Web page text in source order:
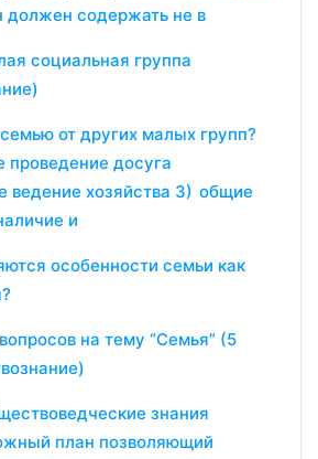
должен содержать не в
социальная группа
от других малых групп?
проведение досуга
ведение хозяйства 3) общие
и
особенности семьи как
на тему “Семья” (5
знания
план позволяющий